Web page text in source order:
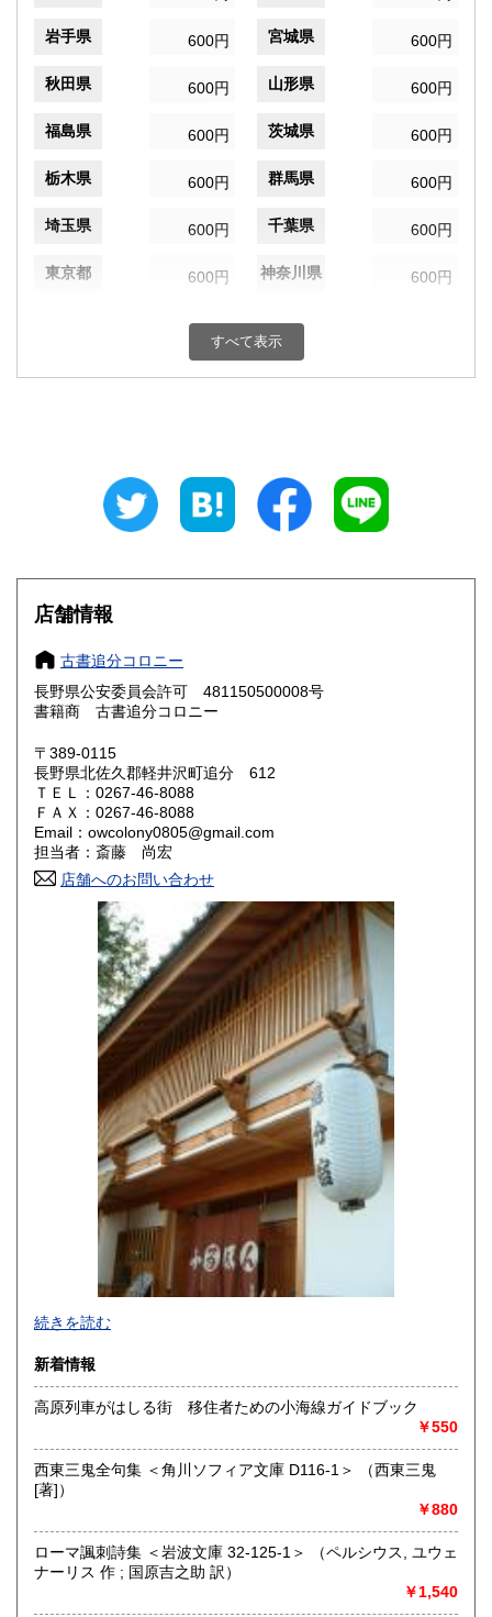
岩手県 600円 宮城県 600円
秋田県 600円 山形県 600円
福島県 600円 茨城県 600円
栃木県 600円 群馬県 600円
埼玉県 600円 千葉県 600円
東京都 600円 神奈川県 600円
600円 富山県
600円 三重県
大阪府
奈良県
鳥取県 600円 島根県
岡山県
山口県 600円
香川県 600円 愛媛県
高知県 600円
600円 長崎県
600円 大分県
600円 鹿児島県
600円
すべて表示
店舗情報
古書追分コロニー
長野県公安委員会許可 481150500008号
書籍商 古書追分コロニー
〒389-0115
長野県北佐久郡軽井沢町追分 612
ＴＥＬ：0267-46-8088
ＦＡＸ：0267-46-8088
Email：owcolony0805@gmail.com
担当者：斎藤 尚宏
店舗へのお問い合わせ
追分コロニーは「豊かな暮らし」をテーマにした「村の古本
屋」です。人が精神的に豊かな生活を送るための 様々な遊び
的「衣・食・住、アート、音楽、旅、 趣味、健康、文芸、経
済、社会、哲学、政治」 等の幅広いテーマを扱います。
「日本の古本屋」で販売している古本は、隣りの「文化磁場
油や」で一部展示販売も春～秋にしています、堀辰雄、立原
道造、加藤周一などのゆかりの土地柄です。信州にお越しの
続きを読む
新着情報
高原列車がはしる街 移住者ための小海線ガイドブック
￥550
西東三鬼全句集 ＜角川ソフィア文庫 D116-1＞ （西東三鬼
[著]）
￥880
ローマ諷刺詩集 ＜岩波文庫 32-125-1＞ （ペルシウス, ユウェ
ナーリス 作 ; 国原吉之助 訳）
￥1,540